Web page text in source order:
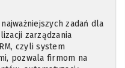
zadań dla
zarządzania
czyli system
pozwala firmom na